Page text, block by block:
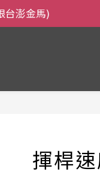
台澎金馬)
台澎金馬)
澎金馬)
揮桿